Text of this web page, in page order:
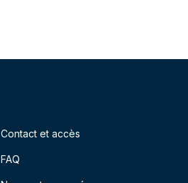
Contact et accès
FAQ